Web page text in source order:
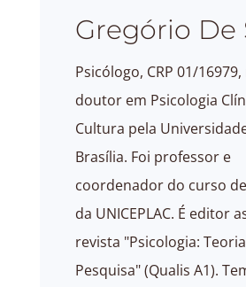
Gregório De
Psicólogo, CRP 01/
doutor em Psicologia
Cultura pela
Brasília. Foi professor e
coordenador do curso
da UNICEPLAC. É editor
revista "Psicologia:
Pesquisa" (Qualis A1).